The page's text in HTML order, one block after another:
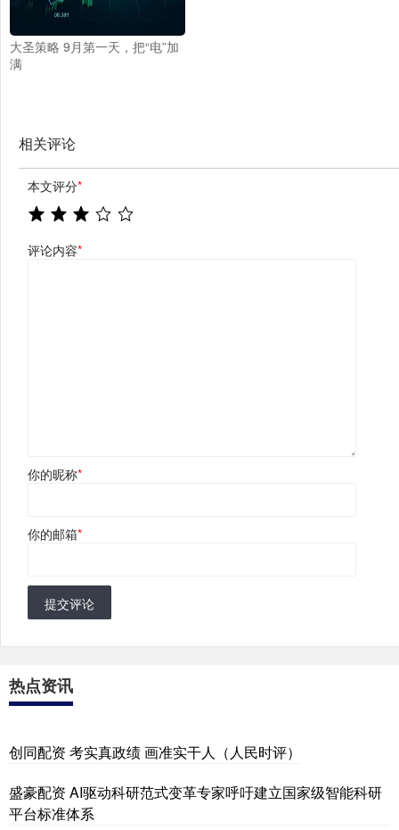
大圣策略 9月第一天，把“电”加
满
相关评论
本文评分*
评论内容*
你的昵称*
你的邮箱*
提交评论
热点资讯
创同配资 考实真政绩 画准实干人（人民时评）
盛豪配资 AI驱动科研范式变革专家呼吁建立国家级智能科研
平台标准体系